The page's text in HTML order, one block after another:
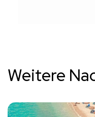
Weitere